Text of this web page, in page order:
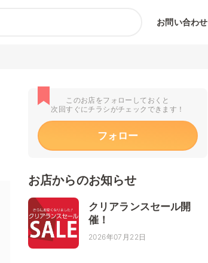
お問い合わせ
このお店をフォローしておくと
次回すぐにチラシがチェックできます！
フォロー
お店からのお知らせ
クリアランスセール開
催！
2026年07月22日